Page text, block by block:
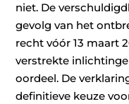
niet. De
gevolg van het
recht vóór 13 maart
verstrekte
oordeel. De
definitieve keuze